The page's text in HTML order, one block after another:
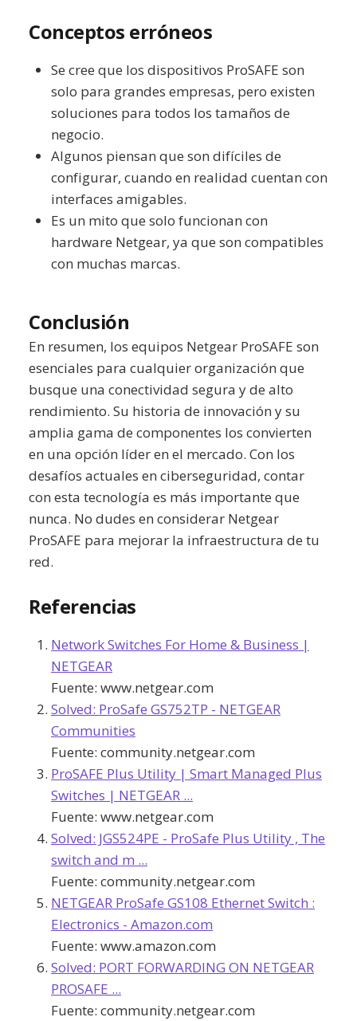
Conceptos erróneos
Se cree que los dispositivos ProSAFE son
solo para grandes empresas, pero existen
soluciones para todos los tamaños de
negocio.
Algunos piensan que son difíciles de
configurar, cuando en realidad cuentan con
interfaces amigables.
Es un mito que solo funcionan con
hardware Netgear, ya que son compatibles
con muchas marcas.
Conclusión
En resumen, los equipos Netgear ProSAFE son
esenciales para cualquier organización que
busque una conectividad segura y de alto
rendimiento. Su historia de innovación y su
amplia gama de componentes los convierten
en una opción líder en el mercado. Con los
desafíos actuales en ciberseguridad, contar
con esta tecnología es más importante que
nunca. No dudes en considerar Netgear
ProSAFE para mejorar la infraestructura de tu
red.
Referencias
Network Switches For Home & Business |
NETGEAR
Fuente: www.netgear.com
Solved: ProSafe GS752TP - NETGEAR
Communities
Fuente: community.netgear.com
ProSAFE Plus Utility | Smart Managed Plus
Switches | NETGEAR ...
Fuente: www.netgear.com
Solved: JGS524PE - ProSafe Plus Utility , The
switch and m ...
Fuente: community.netgear.com
NETGEAR ProSafe GS108 Ethernet Switch :
Electronics - Amazon.com
Fuente: www.amazon.com
Solved: PORT FORWARDING ON NETGEAR
PROSAFE ...
Fuente: community.netgear.com